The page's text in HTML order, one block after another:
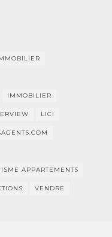
IMMOBILIER
LICI
APPARTEMENTS
VENDRE